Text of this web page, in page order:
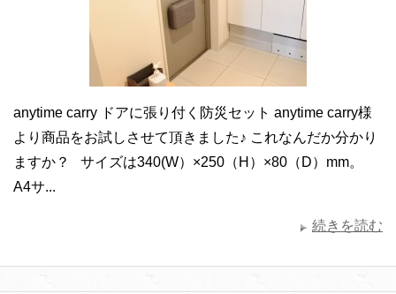
anytime carry ドアに張り付く防災セット anytime carry様
より商品をお試しさせて頂きました♪ これなんだか分かり
ますか？ サイズは340(W）×250（H）×80（D）mm。
A4サ...
続きを読む